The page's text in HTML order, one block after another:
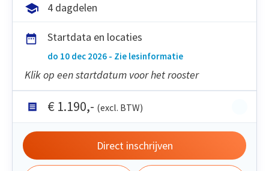
4 dagdelen
Startdata en locaties
do 10 dec 2026 - Zie lesinformatie
Klik op een startdatum voor het rooster
€ 1.190,- (excl. BTW)
Direct inschrijven